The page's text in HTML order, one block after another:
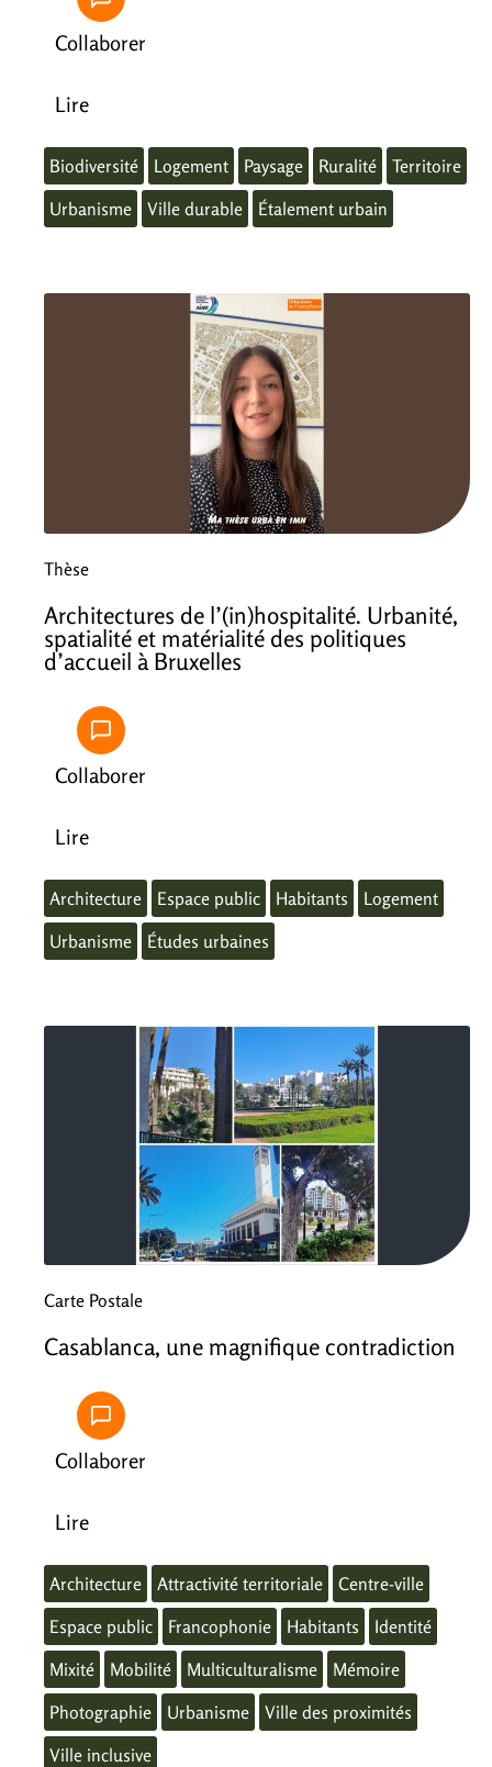
Collaborer
Lire
Biodiversité Logement Paysage Ruralité
Territoire
Urbanisme
Ville durable Étalement urbain
Thèse
Architectures de l’(in)hospitalité. Urbanité,
spatialité et matérialité des politiques
d’accueil à Bruxelles
Collaborer
Lire
Architecture Espace public Habitants
Logement
Urbanisme
Études urbaines
Carte Postale
Casablanca, une magnifique contradiction
Collaborer
Lire
Architecture Attractivité territoriale
Centre-ville
Espace public
Francophonie Habitants
Identité
Mixité
Mobilité Multiculturalisme
Mémoire
Photographie
Urbanisme
Ville des proximités
Ville inclusive